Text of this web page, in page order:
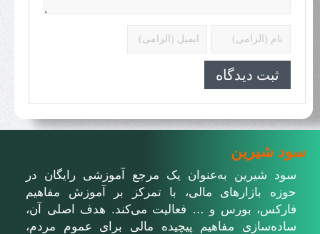
سود شیرین
سود شیرین به‌عنوان یک مرجع آموزشی رایگان در
حوزه بازارهای مالی، با تمرکز بر آموزش مفاهیم
فارکس، بورس و … فعالیت می‌کند. هدف اصلی آن،
ساده‌سازی مفاهیم پیچیده مالی برای عموم مردم،